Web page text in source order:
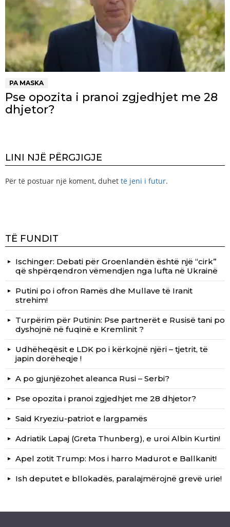
PA MASKA
Pse opozita i pranoi zgjedhjet me 28
dhjetor?
LINI NJË PËRGJIGJE
Për të postuar një koment, duhet të jeni i futur.
TË FUNDIT
Ischinger: Debati për Groenlandën është një “cirk”
që shpërqendron vëmendjen nga lufta në Ukrainë
Putini po i ofron Ramës dhe Mullave të Iranit
strehim!
Turpërim për Putinin: Pse partnerët e Rusisë tani po
dyshojnë në fuqinë e Kremlinit ?
Udhëheqësit e LDK po i kërkojnë njëri – tjetrit, të
japin dorëheqje !
A po gjunjëzohet aleanca Rusi – Serbi?
Pse opozita i pranoi zgjedhjet me 28 dhjetor?
Said Kryeziu-patriot e largpamës
Adriatik Lapaj (Greta Thunberg), e uroi Albin Kurtin!
Apel zotit Trump: Mos i harro Madurot e Ballkanit!
Ish deputet e bllokadës, paralajmërojnë grevë urie!